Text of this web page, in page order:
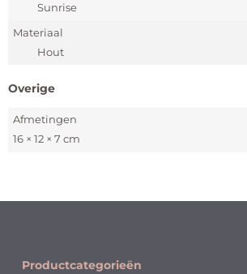
Sunrise
Materiaal
Hout
Overige
Afmetingen
16 × 12 × 7 cm
Productcategorieën​